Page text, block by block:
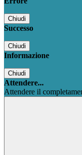
Chiudi
Successo
Chiudi
Informazione
Chiudi
Attendere...
Attendere il